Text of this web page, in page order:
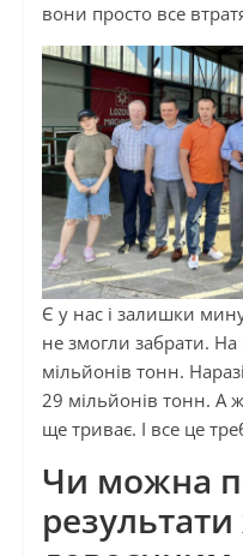
вони просто все
Є у нас і залишки
не змогли забрати.
мільйонів тонн. Наразі
29 мільйонів тонн. А
ще триває. І все це
Чи можна